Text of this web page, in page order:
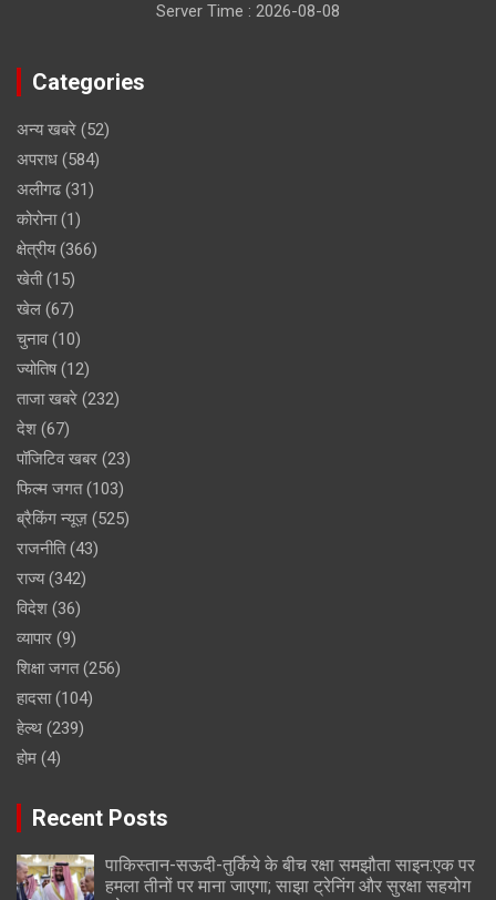
Server Time : 2026-08-08
Categories
अन्य खबरे (52)
अपराध (584)
अलीगढ(31)
कोरोना(1)
क्षेत्रीय(366)
खेती(15)
खेल (67)
चुनाव(10)
ज्योतिष(12)
ताजा खबरे (232)
देश (67)
पॉजिटिव खबर (23)
फिल्म जगत(103)
ब्रैकिंग न्यूज़ (525)
राजनीति(43)
राज्य(342)
विदेश (36)
व्यापार (9)
शिक्षा जगत(256)
हादसा(104)
हेल्थ (239)
होम (4)
Recent Posts
पाकिस्तान-सऊदी-तुर्किये के बीच रक्षा समझौता साइन:एक पर
हमला तीनों पर माना जाएगा; साझा ट्रेनिंग और सुरक्षा सहयोग